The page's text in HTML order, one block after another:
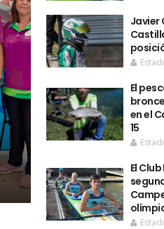
Javier
El
en el
15
El